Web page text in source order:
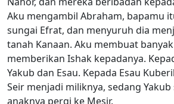
Aku mengambil Abraham, bapamu
sungai Efrat, dan menyuruh dia
tanah Kanaan. Aku membuat
memberikan Ishak kepadanya.
Yakub dan Esau. Kepada Esau
Seir menjadi miliknya, sedang
anaknya pergi ke Mesir.